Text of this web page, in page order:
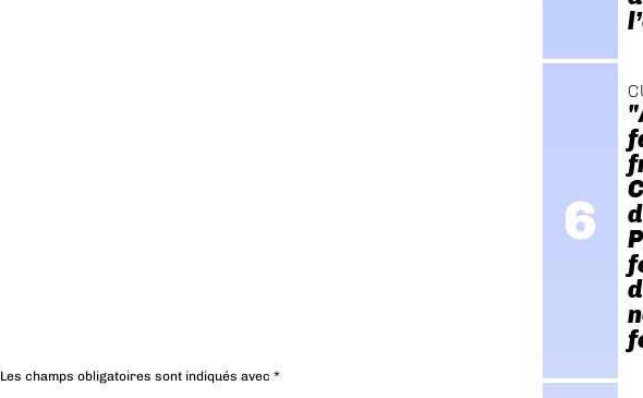
Les champs obligatoires sont indiqués avec *